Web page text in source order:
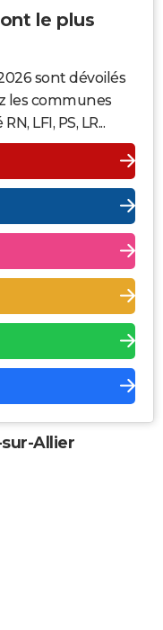
le plus
sont dévoilés
les communes
LFI, PS, LR...
Allier